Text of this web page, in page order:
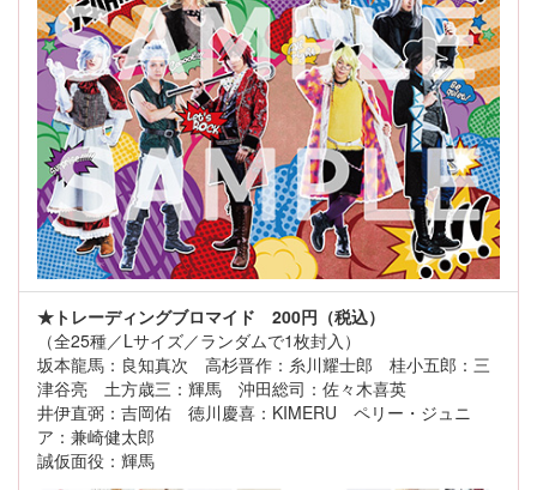
★トレーディングブロマイド 200円（税込）
（全25種／Lサイズ／ランダムで1枚封入）
坂本龍馬：良知真次 高杉晋作：糸川耀士郎 桂小五郎：三
津谷亮 土方歳三：輝馬 沖田総司：佐々木喜英
井伊直弼：吉岡佑 徳川慶喜：KIMERU ペリー・ジュニ
ア：兼崎健太郎
誠仮面役：輝馬